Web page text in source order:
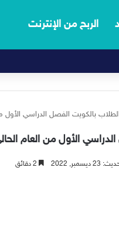
الربح من الإنترنت
بالكويت الفصل الدراسي الأول
الأول من العام
ديسمبر, 2022